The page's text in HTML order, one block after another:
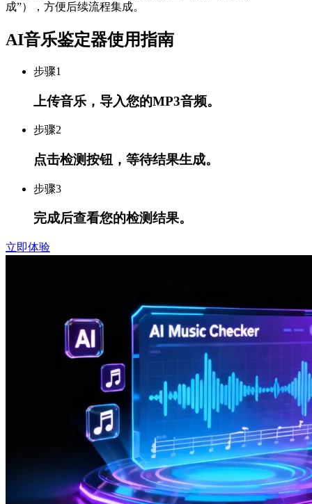
成”），方便后续流程集成。
AI音乐鉴定器使用指南
步骤1
上传音乐，导入您的MP3音频。
步骤2
点击检测按钮，等待结果生成。
步骤3
完成后查看您的检测结果。
立即体验